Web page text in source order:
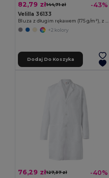
82,79 zł144,71 zł -43%
Velilla 36133
Bluza z długim rękawem (175 g/m²), z bawełny twill (35%) i poliestru (65%)
+2 kolory
Dodaj Do Koszyka
76,29 zł127,37 zł -40%